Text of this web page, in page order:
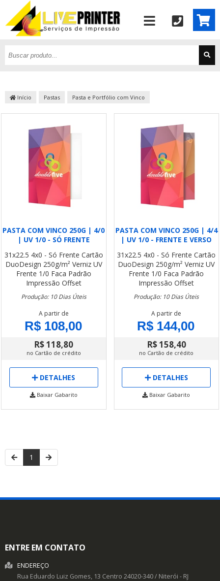
Início Pastas Pasta e Portfólio com Vinco
PASTA COM VINCO 250G | 4/0
| UV 1/0 - SÓ FRENTE
31x22.5 4x0 - Só Frente Cartão
DuoDesign 250g/m² Verniz UV
Frente 1/0 Faca Padrão
Impressão Offset
Produção: 10 Dias Úteis
A partir de
R$ 108,00
R$ 118,80
no Cartão de crédito
DETALHES
Baixar Gabarito
PASTA COM VINCO 250G | 4/4
| UV 1/0 - FRENTE E VERSO
31x22.5 4x0 - Só Frente Cartão
DuoDesign 250g/m² Verniz UV
Frente 1/0 Faca Padrão
Impressão Offset
Produção: 10 Dias Úteis
A partir de
R$ 144,00
R$ 158,40
no Cartão de crédito
DETALHES
Baixar Gabarito
1
ENTRE EM CONTATO
ENDEREÇO
Rua Eduardo Luiz Gomes, 13 Centro 24020-340/ Niterói - RJ